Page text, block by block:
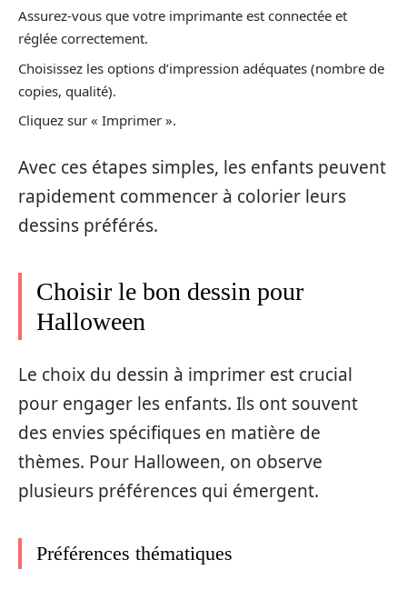
Assurez-vous que votre imprimante est connectée et
réglée correctement.
Choisissez les options d’impression adéquates (nombre de
copies, qualité).
Cliquez sur « Imprimer ».
Avec ces étapes simples, les enfants peuvent
rapidement commencer à colorier leurs
dessins préférés.
Choisir le bon dessin pour
Halloween
Le choix du dessin à imprimer est crucial
pour engager les enfants. Ils ont souvent
des envies spécifiques en matière de
thèmes. Pour Halloween, on observe
plusieurs préférences qui émergent.
Préférences thématiques